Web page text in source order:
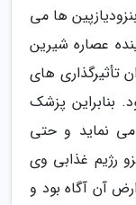
ها می
عصاره شیرین
تأثیرگذاری های
بنابراین پزشک
می نماید و حتی
رژیم غذابی وی
آن آگاه بود و